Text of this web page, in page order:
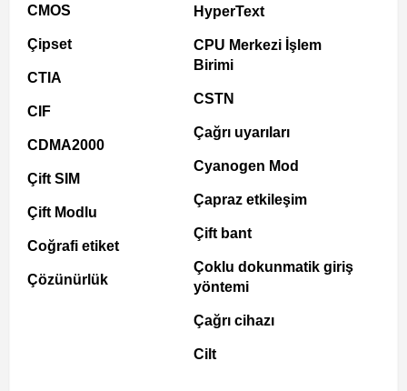
CMOS
Çipset
CTIA
CIF
CDMA2000
Çift SIM
Çift Modlu
Coğrafi etiket
Çözünürlük
HyperText
CPU Merkezi İşlem
Birimi
CSTN
Çağrı uyarıları
Cyanogen Mod
Çapraz etkileşim
Çift bant
Çoklu dokunmatik giriş
yöntemi
Çağrı cihazı
Cilt